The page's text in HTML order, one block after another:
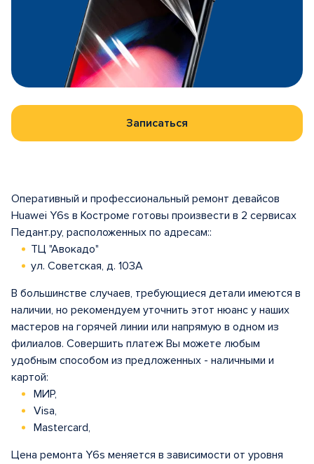
Записаться
Оперативный и профессиональный ремонт девайсов
Huawei Y6s в Костроме готовы произвести в 2 сервисах
Педант.ру, расположенных по адресам::
ТЦ "Авокадо"
ул. Советская, д. 103А
В большинстве случаев, требующиеся детали имеются в
наличии, но рекомендуем уточнить этот нюанс у наших
мастеров на горячей линии или напрямую в одном из
филиалов. Совершить платеж Вы можете любым
удобным способом из предложенных - наличными и
картой:
МИР,
Visa,
Mastercard,
Цена ремонта Y6s меняется в зависимости от уровня